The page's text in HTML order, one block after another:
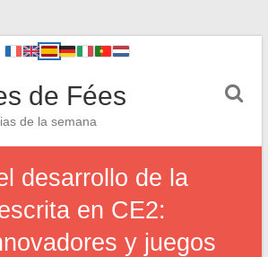
de Fées
de la semana
desarrollo de la
en CE2:
y juegos